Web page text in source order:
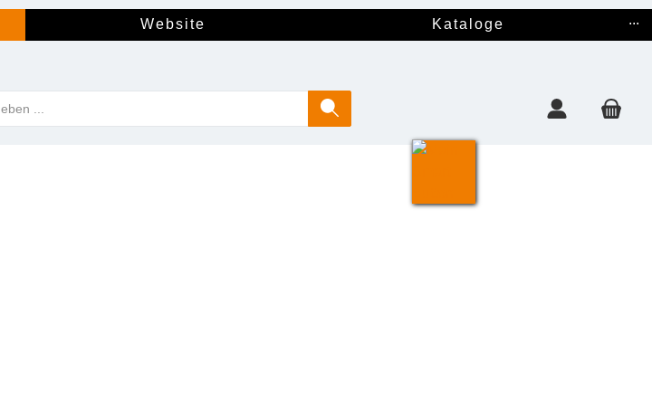
Website Kataloge ...